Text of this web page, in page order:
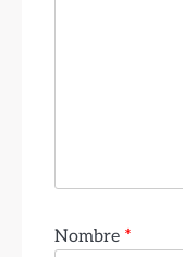
Nombre *